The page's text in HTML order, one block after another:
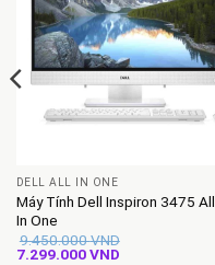
DELL ALL IN ONE
Máy Tính Dell Inspiron 3475 All
In One
9.450.000VND
Giá
7.299.000VNDGiá